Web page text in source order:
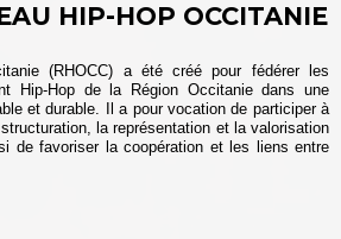
HIP-HOP OCCITANIE
(RHOCC) a été créé pour fédérer les
Hip-Hop de la Région Occitanie dans une
et durable. Il a pour vocation de participer à
la représentation et la valorisation
de favoriser la coopération et les liens entre